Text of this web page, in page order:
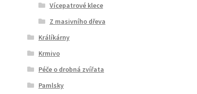
Vícepatrové klece
Z masivního dřeva
Králíkárny
Krmivo
Péče o drobná zvířata
Pamlsky